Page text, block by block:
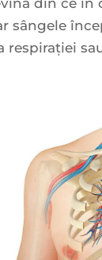
din ce
sângele
respirației